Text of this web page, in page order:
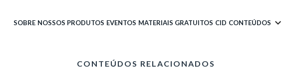
SOBRE NOSSOS PRODUTOS EVENTOS MATERIAIS GRATUITOS CID CONTEÚDOS
CONTEÚDOS RELACIONADOS